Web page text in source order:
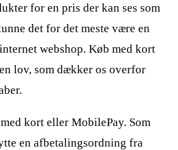
for en pris der kan ses som
det for det meste være en
webshop. Køb med kort
lov, som dækker os overfor
kort eller MobilePay. Som
en afbetalingsordning fra